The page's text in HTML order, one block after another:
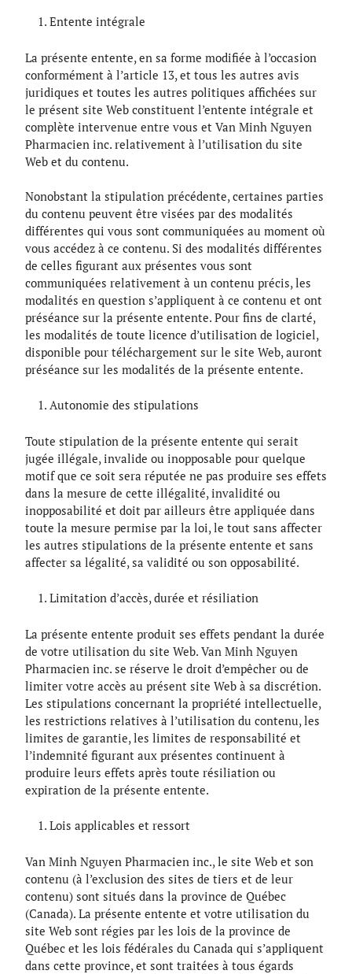
Entente intégrale
La présente entente, en sa forme modifiée à l’occasion
conformément à l’article 13, et tous les autres avis
juridiques et toutes les autres politiques affichées sur
le présent site Web constituent l’entente intégrale et
complète intervenue entre vous et Van Minh Nguyen
Pharmacien inc. relativement à l’utilisation du site
Web et du contenu.
Nonobstant la stipulation précédente, certaines parties
du contenu peuvent être visées par des modalités
différentes qui vous sont communiquées au moment où
vous accédez à ce contenu. Si des modalités différentes
de celles figurant aux présentes vous sont
communiquées relativement à un contenu précis, les
modalités en question s’appliquent à ce contenu et ont
préséance sur la présente entente. Pour fins de clarté,
les modalités de toute licence d’utilisation de logiciel,
disponible pour téléchargement sur le site Web, auront
préséance sur les modalités de la présente entente.
Autonomie des stipulations
Toute stipulation de la présente entente qui serait
jugée illégale, invalide ou inopposable pour quelque
motif que ce soit sera réputée ne pas produire ses effets
dans la mesure de cette illégalité, invalidité ou
inopposabilité et doit par ailleurs être appliquée dans
toute la mesure permise par la loi, le tout sans affecter
les autres stipulations de la présente entente et sans
affecter sa légalité, sa validité ou son opposabilité.
Limitation d’accès, durée et résiliation
La présente entente produit ses effets pendant la durée
de votre utilisation du site Web. Van Minh Nguyen
Pharmacien inc. se réserve le droit d’empêcher ou de
limiter votre accès au présent site Web à sa discrétion.
Les stipulations concernant la propriété intellectuelle,
les restrictions relatives à l’utilisation du contenu, les
limites de garantie, les limites de responsabilité et
l’indemnité figurant aux présentes continuent à
produire leurs effets après toute résiliation ou
expiration de la présente entente.
Lois applicables et ressort
Van Minh Nguyen Pharmacien inc., le site Web et son
contenu (à l’exclusion des sites de tiers et de leur
contenu) sont situés dans la province de Québec
(Canada). La présente entente et votre utilisation du
site Web sont régies par les lois de la province de
Québec et les lois fédérales du Canada qui s’appliquent
dans cette province, et sont traitées à tous égards